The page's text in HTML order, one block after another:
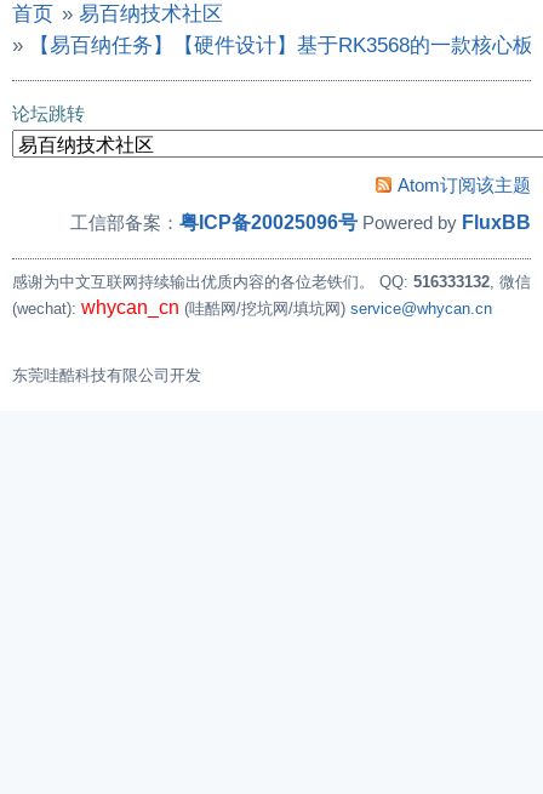
首页 » 易百纳技术社区
»
【易百纳任务】【硬件设计】基于RK3568的一款核心
论坛跳转
Atom订阅该主题
工信部备案： 粤ICP备20025096号 Powered by FluxBB
感谢为中文互联网持续输出优质内容的各位老铁们。 QQ: 516333132, 微信
(wechat): whycan_cn (哇酷网/挖坑网/填坑网) service@whycan.cn
东莞哇酷科技有限公司开发